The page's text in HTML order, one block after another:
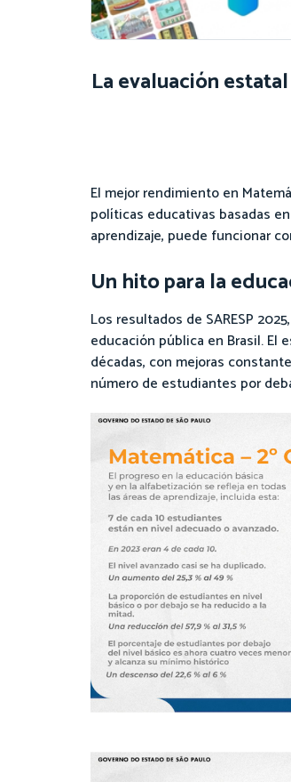
La evaluación
El mejor rendimiento en
políticas educativas basadas
aprendizaje, puede funcionar
Un hito para la
Los resultados de SARESP
educación pública en Brasil. El
décadas, con mejoras
número de estudiantes por